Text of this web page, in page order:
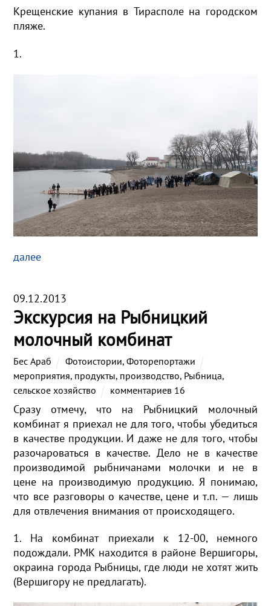
Крещенские купания в Тирасполе на городском
пляже.
1.
далее
09.12.2013
Экскурсия на Рыбницкий
молочный комбинат
Бес Араб Фотоистории,Фоторепортажи
мероприятия, продукты, производство, Рыбница,
сельское хозяйство
комментариев 16
Сразу отмечу, что на Рыбницкий молочный
комбинат я приехал не для того, чтобы убедиться
в качестве продукции. И даже не для того, чтобы
разочароваться в качестве. Дело не в качестве
производимой рыбничанами молочки и не в
цене на производимую продукцию. Я понимаю,
что все разговоры о качестве, цене и т.п. — лишь
для отвлечения внимания от происходящего.
1. На комбинат приехали к 12-00, немного
подождали. РМК находится в районе Вершигоры,
окраина города Рыбницы, где люди не хотят жить
(Вершигору не предлагать).